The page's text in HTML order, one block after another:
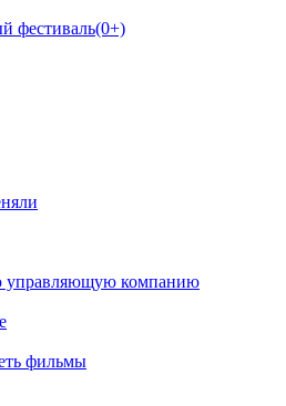
фестиваль(0+)
управляющую компанию
фильмы